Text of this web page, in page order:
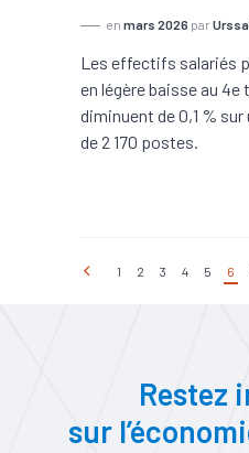
en mars 2026 par
Les effectifs salariés
en légère baisse au
diminuent de 0,1 %
de 2 170 postes.
1 2 3 4 5 6
Restez
sur